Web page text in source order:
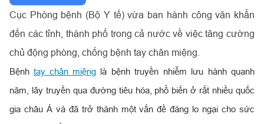
Cục Phòng bệnh (Bộ Y tế) vừa ban hành công văn khẩn
đến các tỉnh, thành phố trong cả nước về việc tăng cường
chủ động phòng, chống bệnh tay chân miệng.
Bệnh tay chân miệng là bệnh truyền nhiễm lưu hành quanh
năm, lây truyền qua đường tiêu hóa, phổ biến ở rất nhiều quốc
gia châu Á và đã trở thành một vấn đề đáng lo ngại cho sức